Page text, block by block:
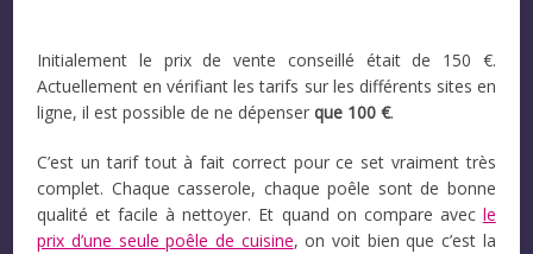
Initialement le prix de vente conseillé était de 150 €.
Actuellement en vérifiant les tarifs sur les différents sites en
ligne, il est possible de ne dépenserque 100 €.
C’est un tarif tout à fait correct pour ce set vraiment très
complet. Chaque casserole, chaque poêle sont de bonne
qualité et facile à nettoyer. Et quand on compare avec le
prix d’une seule poêle de cuisine, on voit bien que c’est la